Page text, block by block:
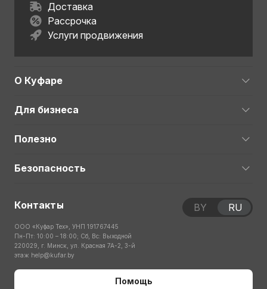
Доставка
Рассрочка
Услуги продвижения
О Куфаре
Для бизнеса
Полезно
Безопасность
Контакты
ООО «Куфар Тех», УНП 191767445
Пн-Пт: 10:00 – 18:00; Сб, Вс: Выходной
220029, г. Минск, ул. Красная 7А-2, 3-й
этаж help@kufar.by
Помощь
BY RU